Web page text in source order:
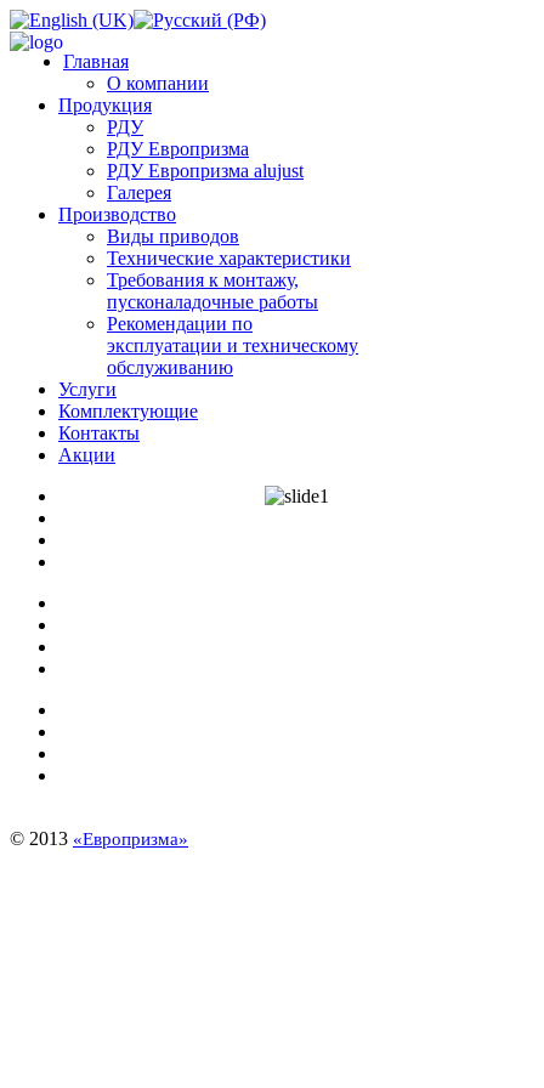
Главная
О компании
Продукция
РДУ
РДУ Европризма
РДУ Европризма alujust
Галерея
Производство
Виды приводов
Технические характеристики
Требования к монтажу,
пусконаладочные работы
Рекомендации по
эксплуатации и техническому
обслуживанию
Услуги
Комплектующие
Контакты
Акции
© 2013 «Европризма»